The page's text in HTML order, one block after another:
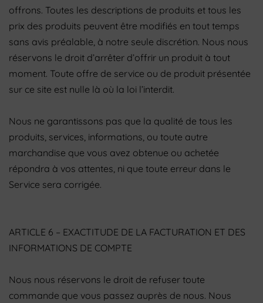
offrons. Toutes les descriptions de produits et tous les
prix des produits peuvent être modifiés en tout temps
sans avis préalable, à notre seule discrétion. Nous nous
réservons le droit d’arrêter d’offrir un produit à tout
moment. Toute offre de service ou de produit présentée
sur ce site est nulle là où la loi l’interdit.
Nous ne garantissons pas que la qualité de tous les
produits, services, informations, ou toute autre
marchandise que vous avez obtenue ou achetée
répondra à vos attentes, ni que toute erreur dans le
Service sera corrigée.
ARTICLE 6 – EXACTITUDE DE LA FACTURATION ET DES
INFORMATIONS DE COMPTE
Nous nous réservons le droit de refuser toute
commande que vous passez auprès de nous. Nous